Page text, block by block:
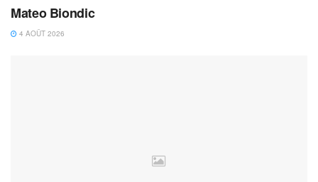
Mateo Biondic
4 AOÛT 2026